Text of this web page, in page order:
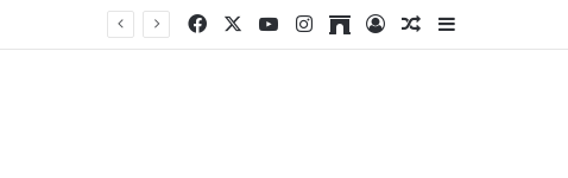
FacebookYouTubeInstagram
ArchiveAccesoPublicación al
Barra lateral